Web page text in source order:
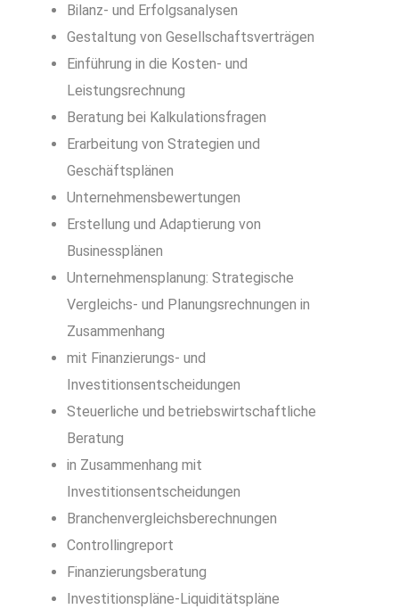
Bilanz- und Erfolgsanalysen
Gestaltung von Gesellschaftsverträgen
Einführung in die Kosten- und
Leistungsrechnung
Beratung bei Kalkulationsfragen
Erarbeitung von Strategien und
Geschäftsplänen
Unternehmensbewertungen
Erstellung und Adaptierung von
Businessplänen
Unternehmensplanung: Strategische
Vergleichs- und Planungsrechnungen in
Zusammenhang
mit Finanzierungs- und
Investitionsentscheidungen
Steuerliche und betriebswirtschaftliche
Beratung
in Zusammenhang mit
Investitionsentscheidungen
Branchenvergleichsberechnungen
Controllingreport
Finanzierungsberatung
Investitionspläne-Liquiditätspläne